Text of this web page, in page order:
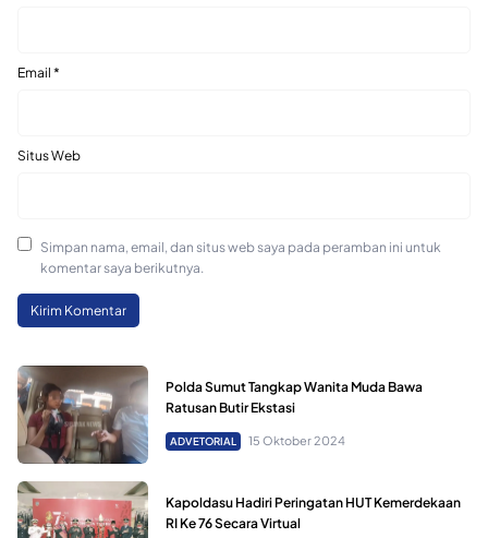
Email *
Situs Web
Simpan nama, email, dan situs web saya pada peramban ini untuk
komentar saya berikutnya.
Polda Sumut Tangkap Wanita Muda Bawa
Ratusan Butir Ekstasi
ADVETORIAL 15 Oktober 2024
Kapoldasu Hadiri Peringatan HUT Kemerdekaan
RI Ke 76 Secara Virtual